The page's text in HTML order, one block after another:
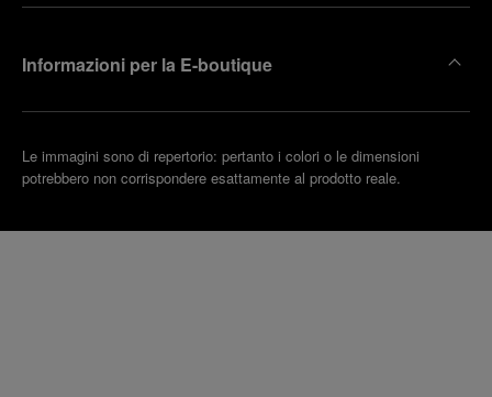
Informazioni per la E-boutique
Le immagini sono di repertorio: pertanto i colori o le dimensioni
potrebbero non corrispondere esattamente al prodotto reale.